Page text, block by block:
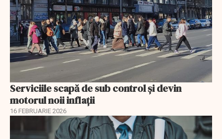
Serviciile scapă de sub control și devin
motorul noii inflații
16 FEBRUARIE 2026